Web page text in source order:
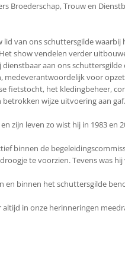
Broederschap, Trouw en
lid van ons schuttersgilde
show vendelen verder
dienstbaar aan ons
medeverantwoordelijk voor
fietstocht, het kledingbeheer,
betrokken wijze uitvoering aan
zijn leven zo wist hij in 1983 en
binnen de
te voorzien. Tevens was
en binnen het schuttersgilde
in onze herinneringen